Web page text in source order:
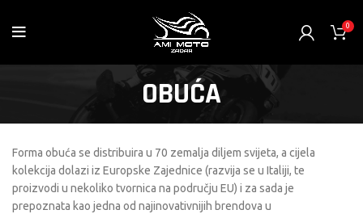
0
OBUĆA
Forma obuća se distribuira u 70 zemalja diljem svijeta, a cijela
kolekcija dolazi iz Europske Zajednice (razvija se u Italiji, te
proizvodi u nekoliko tvornica na području EU) i za sada je
prepoznata kao jedna od najinovativnijih brendova u